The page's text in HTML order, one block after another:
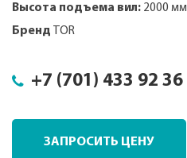
Высота подъема вил: 2000 мм
Бренд
TOR
+7 (701) 433 92 36
ЗАПРОСИТЬ ЦЕНУ